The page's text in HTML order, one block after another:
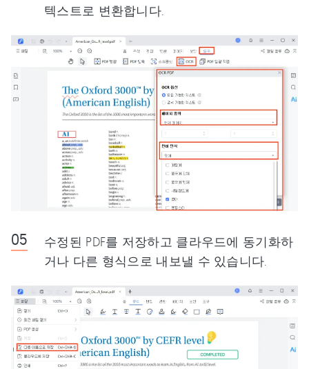
텍스트로 변환합니다.
수정된 PDF를 저장하고 클라우드에 동기화하
거나 다른 형식으로 내보낼 수 있습니다.